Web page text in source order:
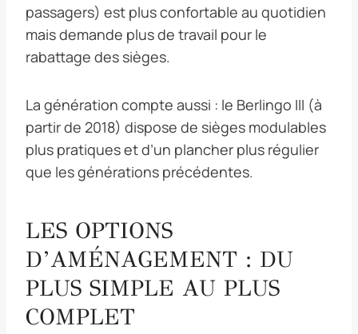
passagers) est plus confortable au quotidien
mais demande plus de travail pour le
rabattage des sièges.
La génération compte aussi : le Berlingo III (à
partir de 2018) dispose de sièges modulables
plus pratiques et d’un plancher plus régulier
que les générations précédentes.
LES OPTIONS
D’AMÉNAGEMENT : DU
PLUS SIMPLE AU PLUS
COMPLET